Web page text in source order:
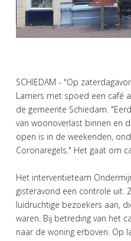
SCHIEDAM - "Op
Lamers met spoed een café
de gemeente Schiedam.
van woonoverlast binnen en
open is in de weekenden,
Coronaregels." Het gaat om
Het interventieteam
gisteravond een controle uit.
luidruchtige bezoekers aan,
waren. Bij betreding van het
naar de woning erboven. Op